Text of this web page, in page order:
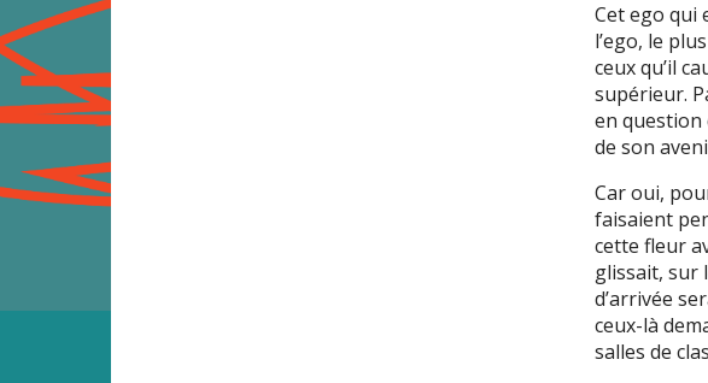
Cet ego qui
l’ego, le
ceux qu’il
supérieur.
en question
de son
Car oui,
faisaient
cette fleur
glissait, sur
d’arrivée
ceux-là
salles de